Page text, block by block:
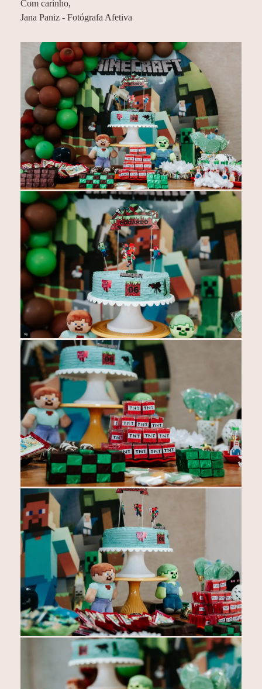
Com carinho,
Jana Paniz - Fotógrafa Afetiva